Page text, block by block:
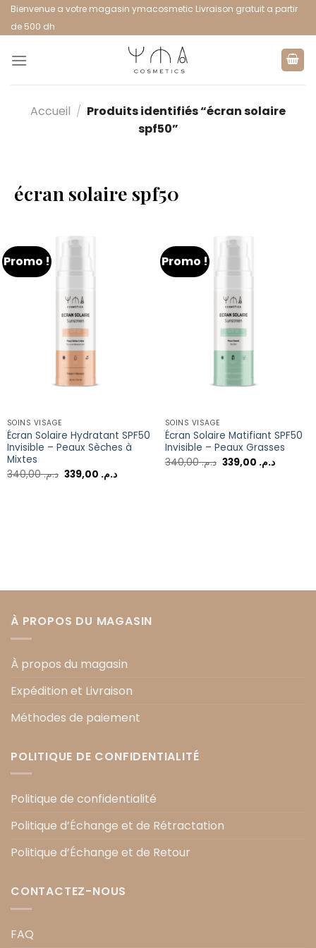
Bienvenue a votre magasin ymacosmetic Livraison gratuit a partir
de 500 dh
Accueil / Produits identifiés “écran solaire
spf50”
écran solaire spf50
Promo !
SOINS VISAGE
Écran Solaire Hydratant SPF50
Invisible – Peaux Sèches à
Mixtes
د.م.340,00 د.م.
Promo !
SOINS VISAGE
Écran Solaire Matifiant SPF50
Invisible – Peaux Grasses
د.م.340,00 د.م.
À PROPOS DU MAGASIN
À propos du magasin
Expédition et Livraison
Méthodes de paiement
POLITIQUE DE CONFIDENTIALITÉ
Politique de confidentialité
Politique d’Échange et de Rétractation
Politique d’Échange et de Retour
CONTACTEZ-NOUS
FAQ